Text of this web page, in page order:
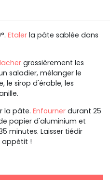
Etaler la pâte sablée dans
grossièrement les
saladier, mélanger le
le sirop d'érable, les
la pâte. Enfourner durant 25
papier d'aluminium et
minutes. Laisser tiédir
appétit !